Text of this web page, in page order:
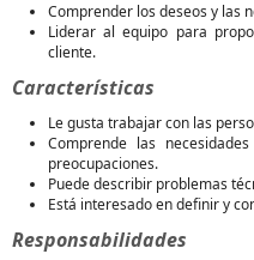
Comprender los deseos y las
Liderar al equipo para
cliente.
Características
Le gusta trabajar con las
Comprende las
preocupaciones.
Puede describir problemas
Está interesado en definir y
Responsabilidades